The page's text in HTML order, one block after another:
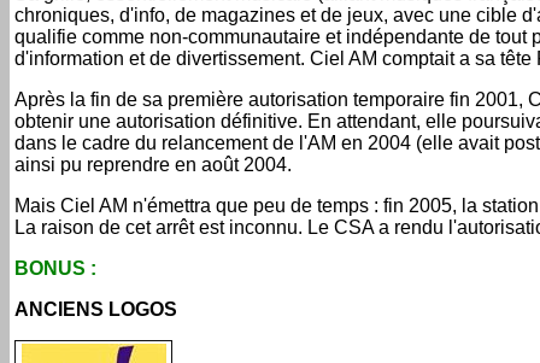
chroniques, d'info, de magazines et de jeux, avec une cible
qualifie comme non-communautaire et indépendante de
d'information et de divertissement. Ciel AM comptait a sa
Après la fin de sa première autorisation temporaire fin 2001,
obtenir une autorisation définitive. En attendant, elle
dans le cadre du relancement de l'AM en 2004 (elle avait
ainsi pu reprendre en août 2004.
Mais Ciel AM n'émettra que peu de temps : fin 2005, la
La raison de cet arrêt est inconnu. Le CSA a rendu
BONUS :
ANCIENS LOGOS